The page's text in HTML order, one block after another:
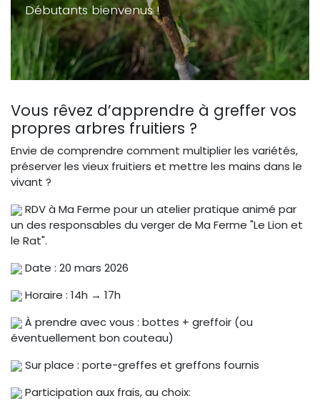
Débutants bienvenus !
Vous rêvez d’apprendre à greffer vos
propres arbres fruitiers ?
Envie de comprendre comment multiplier les variétés,
préserver les vieux fruitiers et mettre les mains dans le
vivant ?
RDV à Ma Ferme pour un atelier pratique animé par
un des responsables du verger de Ma Ferme "Le Lion et
le Rat".
Date : 20 mars 2026
Horaire : 14h → 17h
À prendre avec vous : bottes + greffoir (ou
éventuellement bon couteau)
Sur place : porte-greffes et greffons fournis
Participation aux frais, au choix: